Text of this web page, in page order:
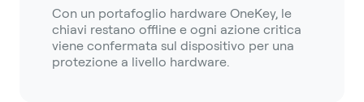
Con un portafoglio hardware OneKey, le
chiavi restano offline e ogni azione critica
viene confermata sul dispositivo per una
protezione a livello hardware.